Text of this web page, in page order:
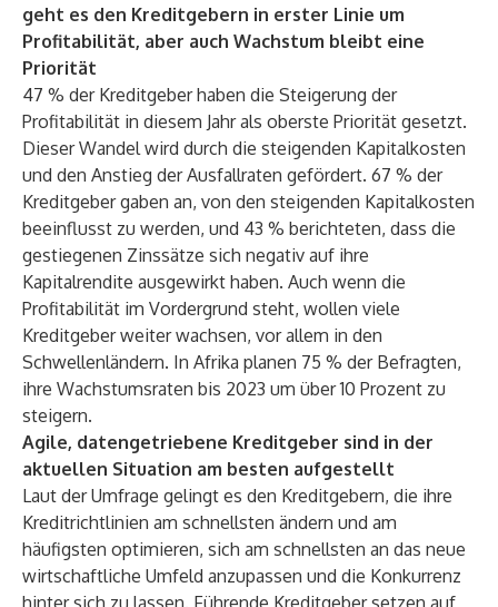
geht es den Kreditgebern in erster Linie um
Profitabilität, aber auch Wachstum bleibt eine
Priorität
47 % der Kreditgeber haben die Steigerung der
Profitabilität in diesem Jahr als oberste Priorität gesetzt.
Dieser Wandel wird durch die steigenden Kapitalkosten
und den Anstieg der Ausfallraten gefördert. 67 % der
Kreditgeber gaben an, von den steigenden Kapitalkosten
beeinflusst zu werden, und 43 % berichteten, dass die
gestiegenen Zinssätze sich negativ auf ihre
Kapitalrendite ausgewirkt haben. Auch wenn die
Profitabilität im Vordergrund steht, wollen viele
Kreditgeber weiter wachsen, vor allem in den
Schwellenländern. In Afrika planen 75 % der Befragten,
ihre Wachstumsraten bis 2023 um über 10 Prozent zu
steigern.
Agile, datengetriebene Kreditgeber sind in der
aktuellen Situation am besten aufgestellt
Laut der Umfrage gelingt es den Kreditgebern, die ihre
Kreditrichtlinien am schnellsten ändern und am
häufigsten optimieren, sich am schnellsten an das neue
wirtschaftliche Umfeld anzupassen und die Konkurrenz
hinter sich zu lassen. Führende Kreditgeber setzen auf